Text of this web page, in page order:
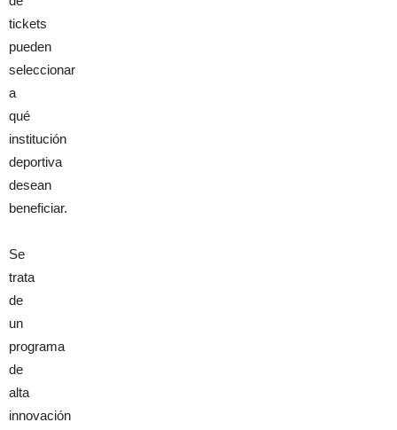
tickets
pueden
seleccionar
a
qué
institución
deportiva
desean
beneficiar.
Se
trata
de
un
programa
de
alta
innovación